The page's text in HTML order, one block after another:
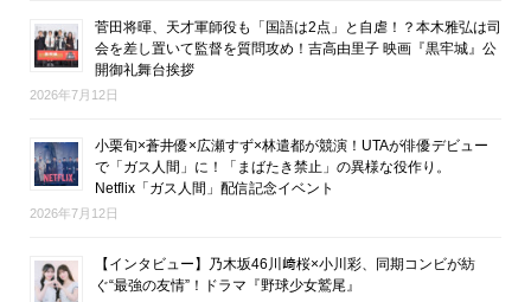
菅田将暉、天才軍師役も「国語は2点」と自虐！？本木雅弘は司
会を差し置いて監督を質問攻め！吉高由里子 映画『黒牢城』公
開御礼舞台挨拶
2026年7月12日
小栗旬×蒼井優×広瀬すず×林遣都が競演！UTAが俳優デビュー
で「ガス人間」に！「まばたき禁止」の異様な役作り。
Netflix「ガス人間」配信記念イベント
2026年7月12日
【インタビュー】乃木坂46川﨑桜×小川彩、同期コンビが紡
ぐ“最強の友情”！ドラマ『野球少女鷲尾』